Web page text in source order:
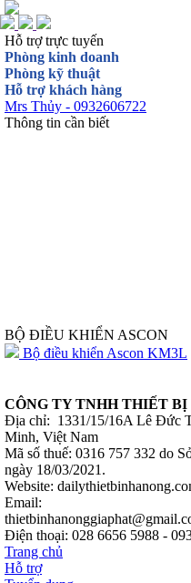
Hỗ trợ trực tuyến
Phòng kinh doanh
Phòng kỹ thuật
Hỗ trợ khách hàng
Mrs Thủy - 0932606722
Thông tin cần biết
BỘ ĐIỀU KHIỂN ASCON
Bộ điều khiển Ascon KM3L
CÔNG TY TNHH THIẾT
Địa chỉ: 1331/15/16A Lê Đức
Minh, Việt Nam
Mã số thuế: 0316 757 332 do
ngày 18/03/2021.
Website:
Email:
Điện thoại: 028 6656 5988 -
Trang chủ
Hỗ trợ